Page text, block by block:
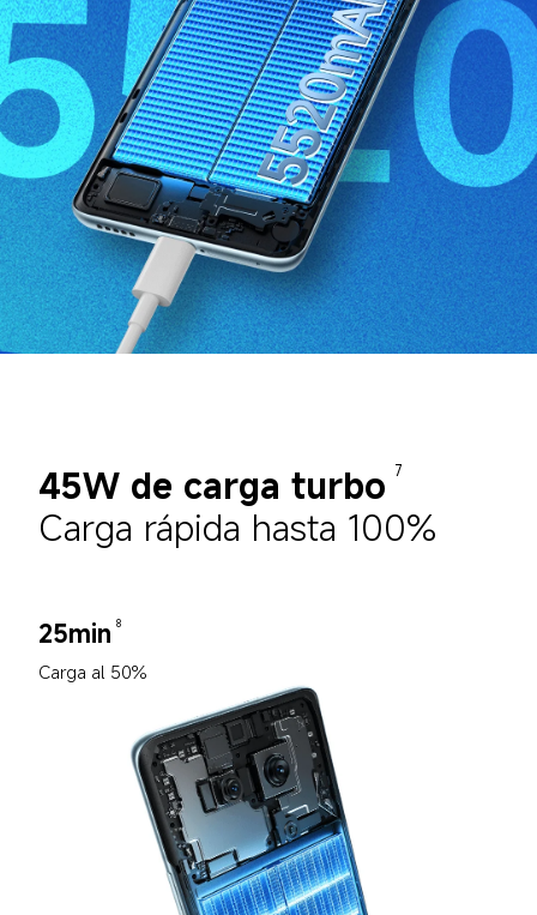
45W de carga turbo 7
Carga rápida hasta 100%
25min 8
Carga al 50%